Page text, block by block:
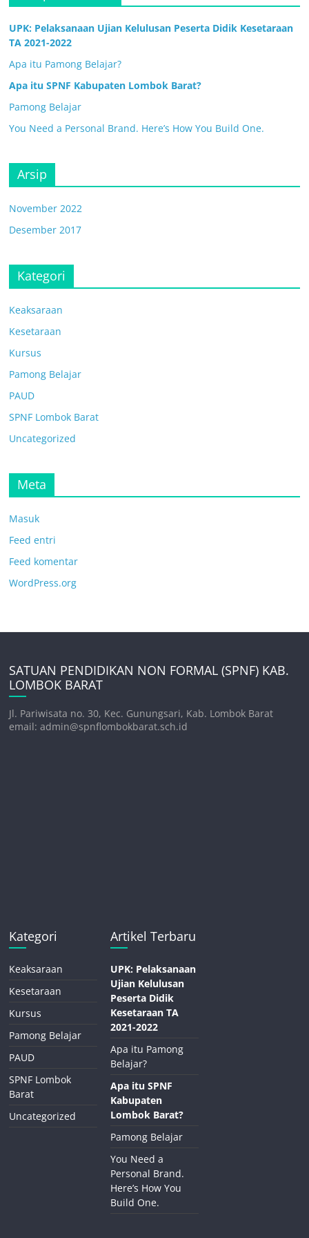
UPK: Pelaksanaan Ujian Kelulusan Peserta Didik Kesetaraan
TA 2021-2022
Apa itu Pamong Belajar?
Apa itu SPNF Kabupaten Lombok Barat?
Pamong Belajar
You Need a Personal Brand. Here’s How You Build One.
Arsip
November 2022
Desember 2017
Kategori
Keaksaraan
Kesetaraan
Kursus
Pamong Belajar
PAUD
SPNF Lombok Barat
Uncategorized
Meta
Masuk
Feed entri
Feed komentar
WordPress.org
SATUAN PENDIDIKAN NON FORMAL (SPNF) KAB.
LOMBOK BARAT
Jl. Pariwisata no. 30, Kec. Gunungsari, Kab. Lombok Barat
email: admin@spnflombokbarat.sch.id
Kategori
Keaksaraan
Kesetaraan
Kursus
Pamong Belajar
PAUD
SPNF Lombok
Barat
Uncategorized
Artikel Terbaru
UPK: Pelaksanaan
Ujian Kelulusan
Peserta Didik
Kesetaraan TA
2021-2022
Apa itu Pamong
Belajar?
Apa itu SPNF
Kabupaten
Lombok Barat?
Pamong Belajar
You Need a
Personal Brand.
Here’s How You
Build One.